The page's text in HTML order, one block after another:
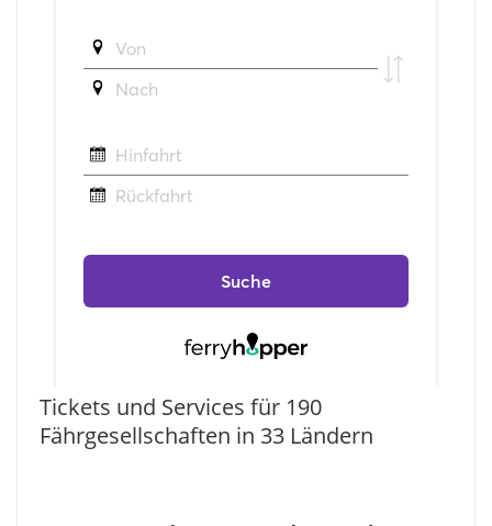
Tickets und Services für 190
Fährgesellschaften in 33 Ländern